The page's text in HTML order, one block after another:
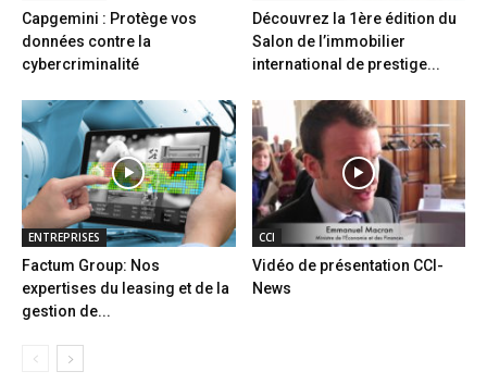
Capgemini : Protège vos
données contre la
cybercriminalité
Découvrez la 1ère édition du
Salon de l’immobilier
international de prestige...
ENTREPRISES
Factum Group: Nos
expertises du leasing et de la
gestion de...
CCI
Vidéo de présentation CCI-
News